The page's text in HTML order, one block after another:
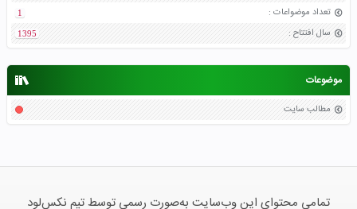
تعداد موضواعات :
1
سال افتتاح :
1395
موضوعات
مطالب سایت
تمامی محتوای این وب‌سایت به‌صورت رسمی توسط تیم نکس‌لود